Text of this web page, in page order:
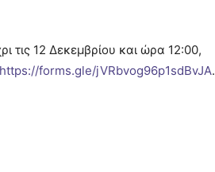
τις 12 Δεκεμβρίου και ώρα 12:00,
https://forms.gle/jVRbvog96p1sdBvJA.